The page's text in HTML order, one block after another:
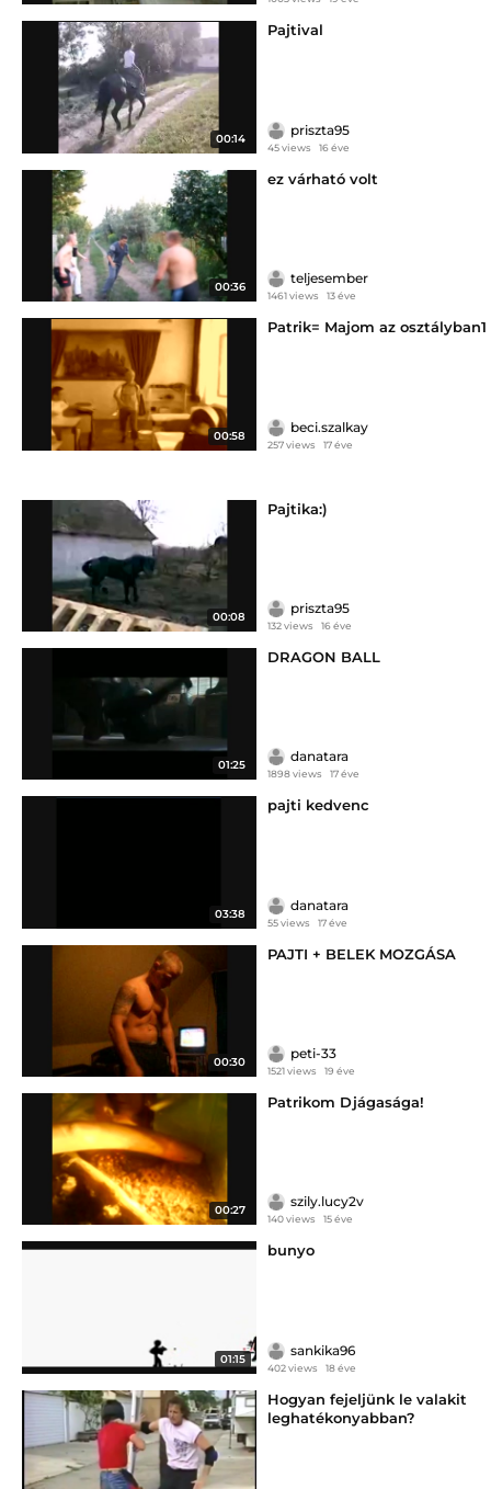
00:14
Pajtival
priszta95
45 views 16 éve
00:36
ez várható volt
teljesember
1461 views 13 éve
00:58
Patrik= Majom az osztályban1
beci.szalkay
257 views 17 éve
00:08
Pajtika:)
priszta95
132 views 16 éve
01:25
DRAGON BALL
danatara
1898 views 17 éve
03:38
pajti kedvenc
danatara
55 views 17 éve
00:30
PAJTI + BELEK MOZGÁSA
peti-33
1521 views 19 éve
00:27
Patrikom Djágasága!
szily.lucy2v
140 views 15 éve
01:15
bunyo
sankika96
402 views 18 éve
Hogyan fejeljünk le valakit
leghatékonyabban?